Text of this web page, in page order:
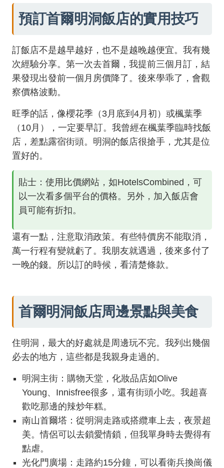
預訂首爾明洞飯店的實用技巧
訂飯店不是越早越好，也不是越晚越便宜。我有幾
次經驗分享。第一次去首爾，我提前三個月訂，結
果發現出發前一個月房價降了。後來學乖了，會觀
察價格波動。
旺季的話，像櫻花季（3月底到4月初）或楓葉季
（10月），一定要早訂。我曾經在楓葉季臨時找飯
店，差點露宿街頭。明洞的飯店很搶手，尤其是位
置好的。
貼士：使用比價網站，如HotelsCombined，可
以一次看多個平台的價格。另外，加入飯店會
員可能有折扣。
還有一點，注意取消政策。有些特價房不能取消，
萬一行程有變就虧了。我朋友就遇過，後來多付了
一晚的錢。所以訂的時候，看清楚條款。
首爾明洞飯店周邊景點與美食
住明洞，最大的好處就是周邊玩不完。我列出幾個
必去的地方，這些都是我親身走過的。
明洞主街：購物天堂，化妝品店如Olive
Young、Innisfree很多，還有街頭小吃。我超喜
歡吃那邊的辣炒年糕。
南山首爾塔：從明洞走路或搭纜車上去，夜景超
美。情侶可以去鎖愛情鎖，但我單身時去覺得有
點虐。
光化門廣場：走路約15分鐘，可以看衛兵換崗儀